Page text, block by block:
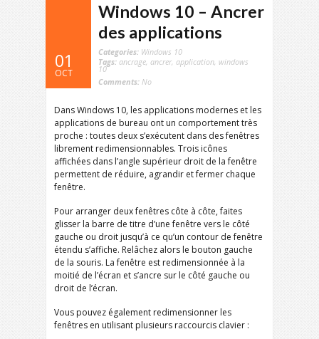
01
OCT
Windows 10 – Ancrer
des applications
Categories: Windows 10
Tags: ancrage ancrer application windows
10
Comments: No
Dans Windows 10, les applications modernes et les
applications de bureau ont un comportement très
proche : toutes deux s’exécutent dans des fenêtres
librement redimensionnables. Trois icônes
affichées dans l’angle supérieur droit de la fenêtre
permettent de réduire, agrandir et fermer chaque
fenêtre.
Pour arranger deux fenêtres côte à côte, faites
glisser la barre de titre d’une fenêtre vers le côté
gauche ou droit jusqu’à ce qu’un contour de fenêtre
étendu s’affiche. Relâchez alors le bouton gauche
de la souris. La fenêtre est redimensionnée à la
moitié de l’écran et s’ancre sur le côté gauche ou
droit de l’écran.
Vous pouvez également redimensionner les
fenêtres en utilisant plusieurs raccourcis clavier :